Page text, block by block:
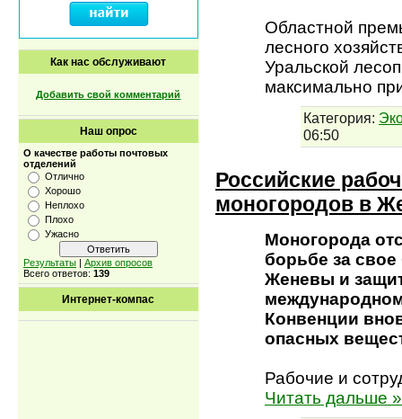
Как нас обслуживают
Добавить свой комментарий
Наш опрос
О качестве работы почтовых
отделений
Отлично
Хорошо
Неплохо
Плохо
Ужасно
Результаты | Архив опросов
Всего ответов: 139
Интернет-компас
Областной
лесного
Уральской
максимально
Категория:
06:50
Российские
моногородов в
Моногорода
борьбе за
Женевы и
Конвенции
опасных
Рабочие и
Читать дальше »